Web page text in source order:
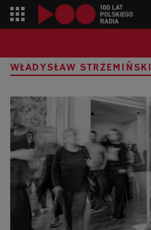
WŁADYSŁAW STRZEMIŃSKI